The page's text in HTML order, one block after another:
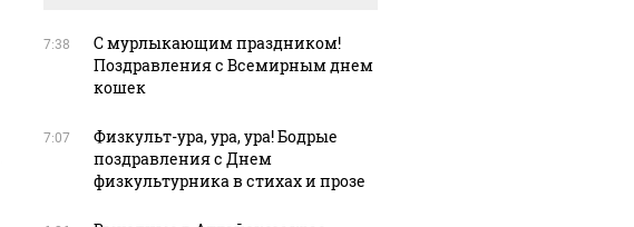
7:38
С мурлыкающим праздником!
Поздравления с Всемирным днем
кошек
7:07
Физкульт-ура, ура, ура! Бодрые
поздравления с Днем
физкультурника в стихах и прозе